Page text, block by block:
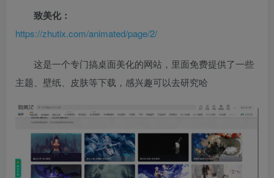
致美化：
https://zhutix.com/animated/page/2/
这是一个专门搞桌面美化的网站，里面免费提供了一些
主题、壁纸、皮肤等下载，感兴趣可以去研究哈